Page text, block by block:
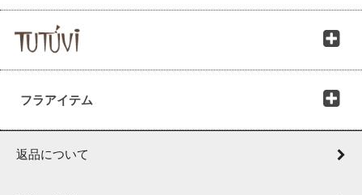
フラアイテム
返品について